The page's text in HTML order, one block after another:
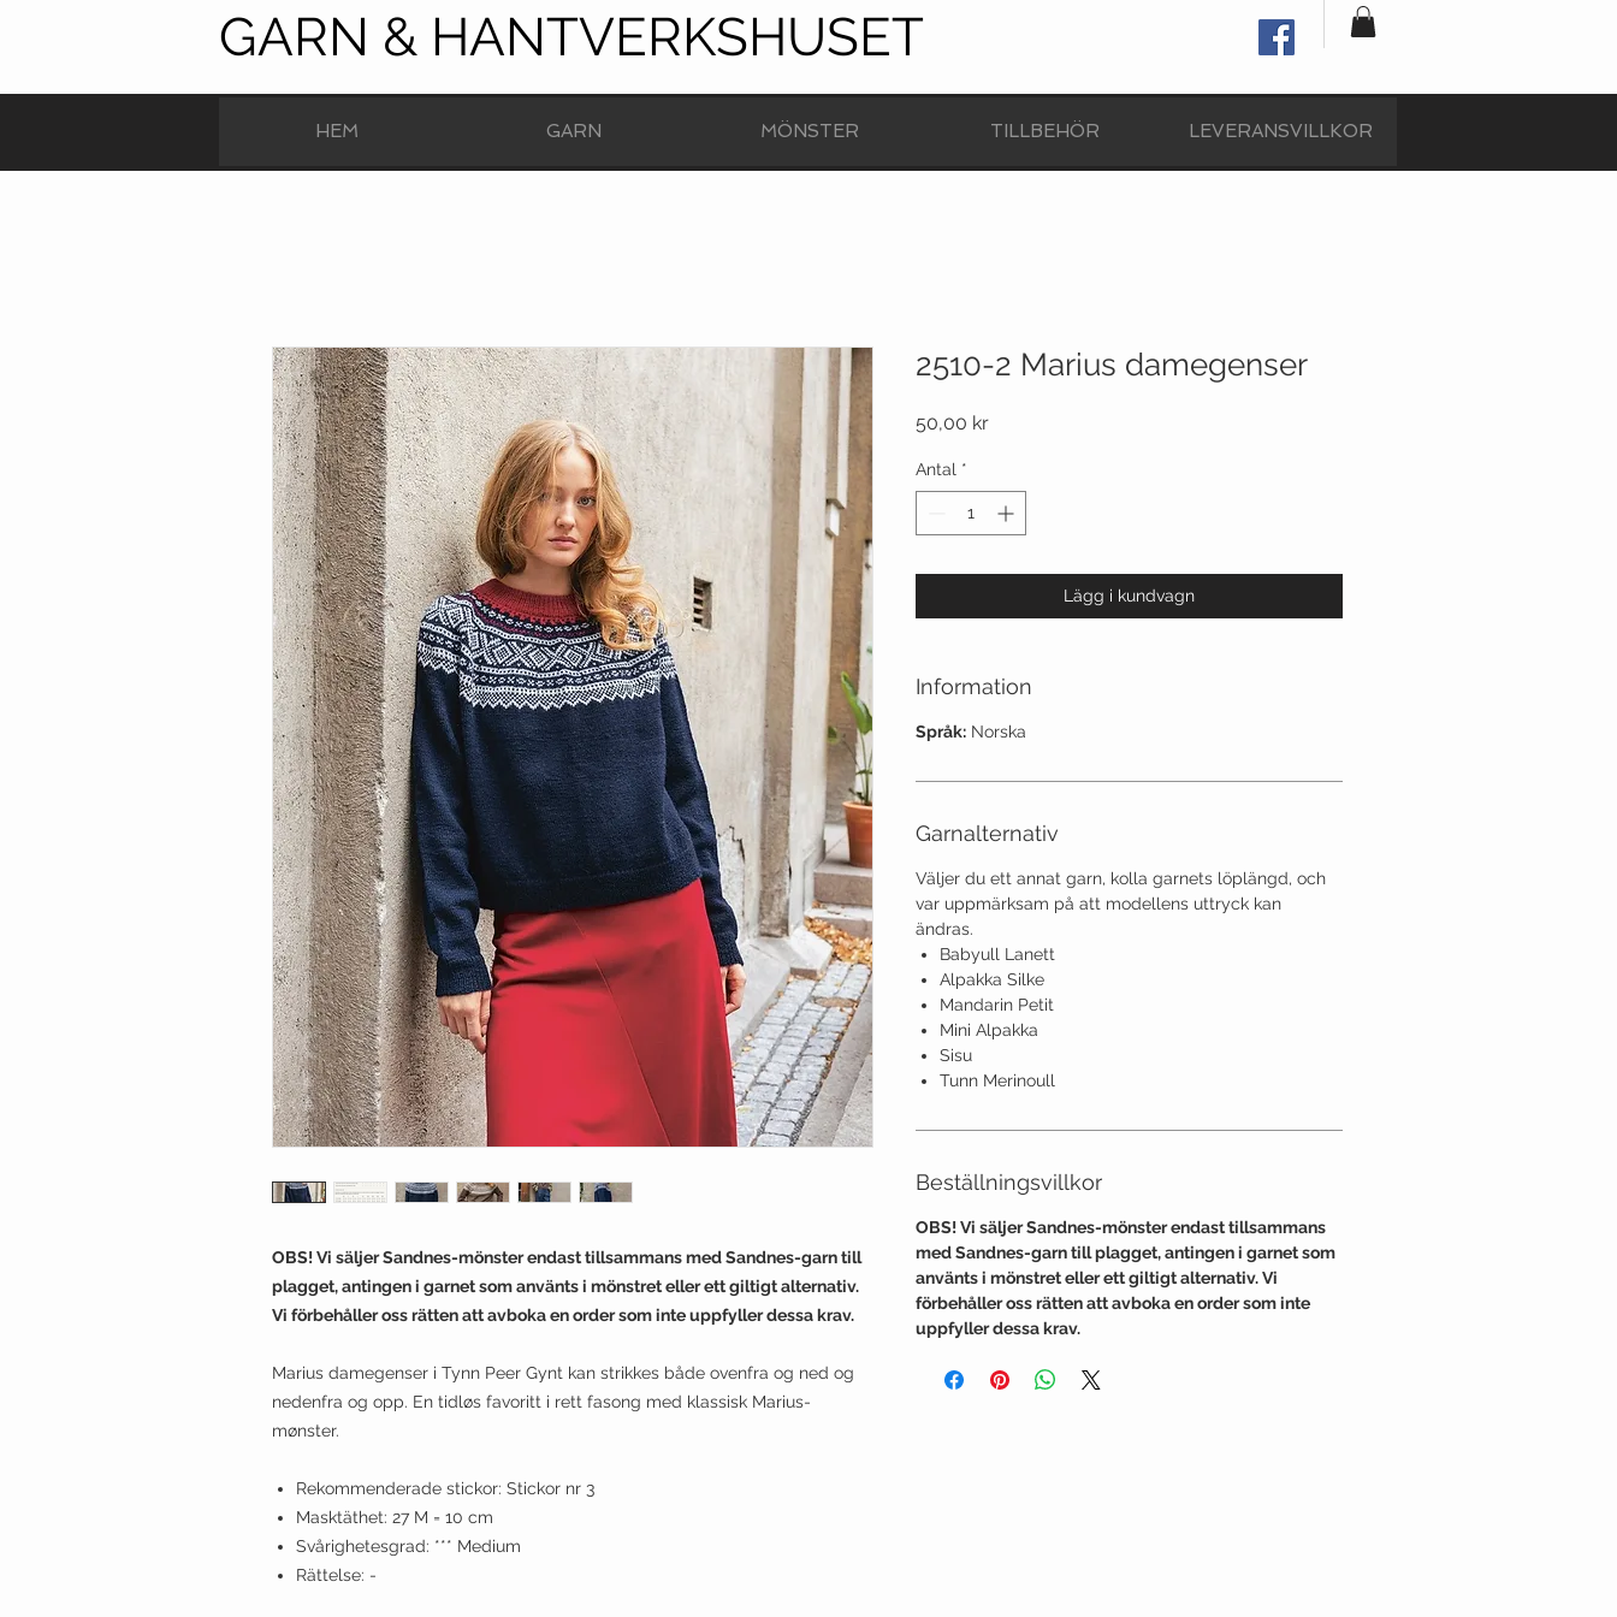
GARN & HANTVERKSHUSET
HEM GARN MÖNSTER TILLBEHÖR LEVERANSVILLKOR
​OBS! Vi säljer Sandnes-mönster endast tillsammans med Sandnes-garn till
plagget, antingen i garnet som använts i mönstret eller ett giltigt alternativ.
Vi förbehåller oss rätten att avboka en order som inte uppfyller dessa krav.
Marius damegenser i Tynn Peer Gynt kan strikkes både ovenfra og ned og
nedenfra og opp. En tidløs favoritt i rett fasong med klassisk Marius-
mønster.
Rekommenderade stickor: Stickor nr 3
Masktäthet: 27 M = 10 cm
Svårighetesgrad: *** Medium
Rättelse: -
2510-2 Marius damegenser
50,00 krPris
Antal *
Lägg i kundvagn
Information
Språk: Norska
Garnalternativ
Väljer du ett annat garn, kolla garnets löplängd, och
var uppmärksam på att modellens uttryck kan
ändras.
Babyull Lanett
Alpakka Silke
Mandarin Petit
Mini Alpakka
Sisu
Tunn Merinoull
Beställningsvillkor
OBS! Vi säljer Sandnes-mönster endast tillsammans
med Sandnes-garn till plagget, antingen i garnet som
använts i mönstret eller ett giltigt alternativ. Vi
förbehåller oss rätten att avboka en order som inte
uppfyller dessa krav.